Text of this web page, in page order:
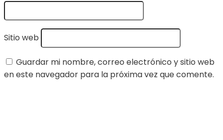
Sitio web
Guardar mi nombre, correo electrónico y sitio web
en este navegador para la próxima vez que comente.